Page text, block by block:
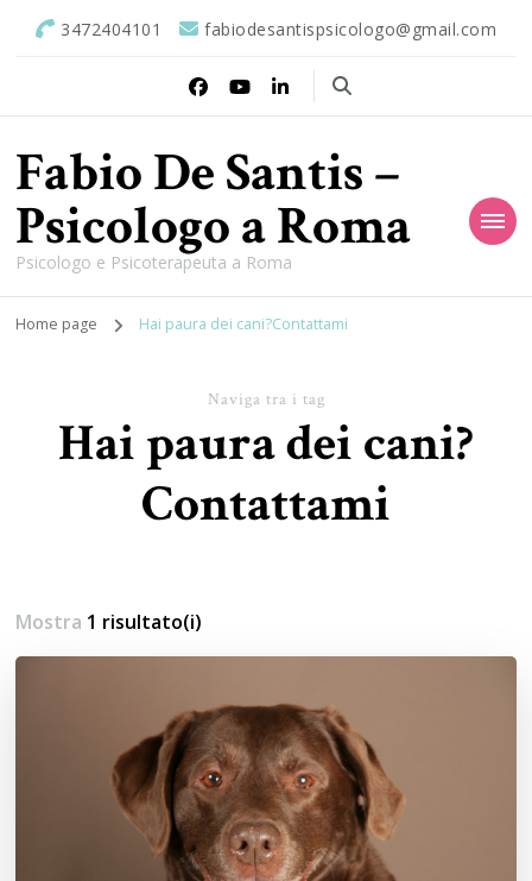
3472404101 fabiodesantispsicologo@gmail.com
Fabio De Santis –
Psicologo a Roma
Psicologo e Psicoterapeuta a Roma
Home page Hai paura dei cani?Contattami
Naviga tra i tag
Hai paura dei cani?
Contattami
Mostra 1 risultato(i)